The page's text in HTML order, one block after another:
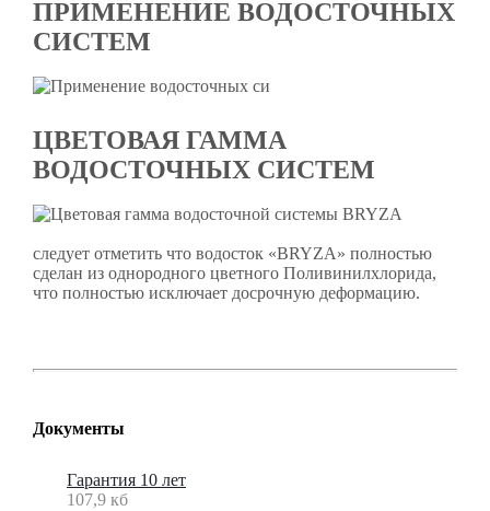
ПРИМЕНЕНИЕ ВОДОСТОЧНЫХ
СИСТЕМ
ЦВЕТОВАЯ ГАММА
ВОДОСТОЧНЫХ СИСТЕМ
следует отметить что водосток «BRYZA» полностью
сделан из однородного цветного Поливинилхлорида,
что полностью исключает досрочную деформацию.
Документы
Гарантия 10 лет
107,9 кб